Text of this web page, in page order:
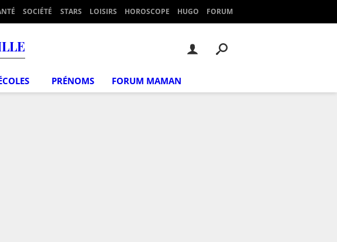
SOCIÉTÉ STARS LOISIRS HOROSCOPE HUGO FORUM
PRÉNOMS FORUM MAMAN